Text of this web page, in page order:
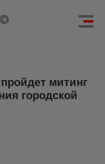
митинг
городской